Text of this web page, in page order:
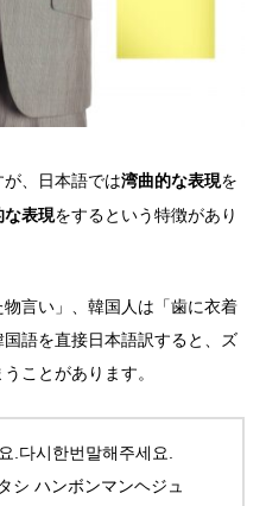
、日本語では湾曲的な表現を
な表現をするという特徴があり
言い」、韓国人は「歯に衣着
語を直接日本語訳すると、ズ
ことがあります。
.다시한번말해주세요.
シ ハンボンマンヘジュ